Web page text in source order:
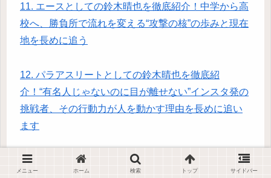
11. エースとしての鈴木晴也を徹底紹介！中学から高
校へ、勝負所で流れを変える“攻撃の核”の歩みと現在
地を長めに追う
12. パラアスリートとしての鈴木晴也を徹底紹
介！“有名人じゃないのに目が離せない”インスタ発の
挑戦者、その行動力が人を動かす理由を長めに追い
ます
13. 四柱推命講師としての鈴木晴也を徹底紹介！15年
メニュー ホーム 検索 トップ サイドバー